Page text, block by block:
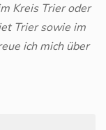
Kreis Trier oder
Trier sowie im
ich mich über